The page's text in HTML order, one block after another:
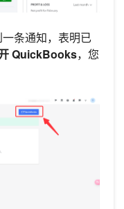
条通知，表明已
QuickBooks，您